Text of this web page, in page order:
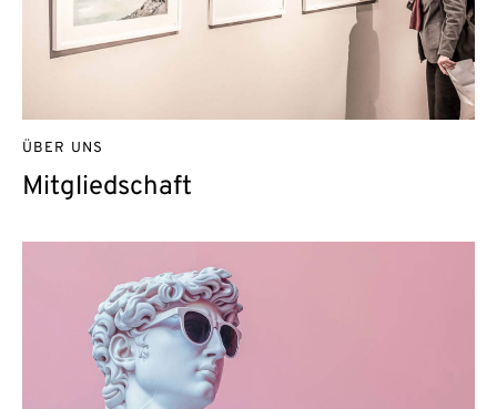
Mitgliedschaft
ÜBER UNS